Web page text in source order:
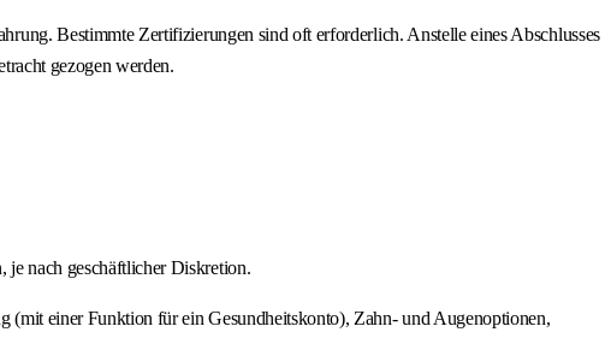
Bestimmte Zertifizierungen sind oft erforderlich. Anstelle eines Abschlusses
gezogen werden.
je nach geschäftlicher Diskretion.
(mit einer Funktion für ein Gesundheitskonto), Zahn- und Augenoptionen,